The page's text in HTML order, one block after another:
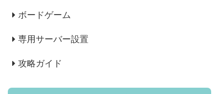
ボードゲーム
専用サーバー設置
攻略ガイド